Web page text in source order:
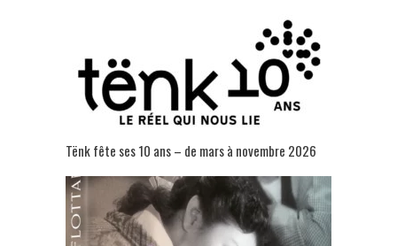
Tënk fête ses 10 ans – de mars à novembre 2026